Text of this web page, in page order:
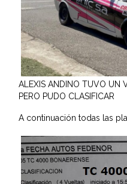
ALEXIS ANDINO TUVO UN
PERO PUDO CLASIFICAR
A continuación todas las